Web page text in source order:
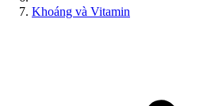
Khoáng và Vitamin